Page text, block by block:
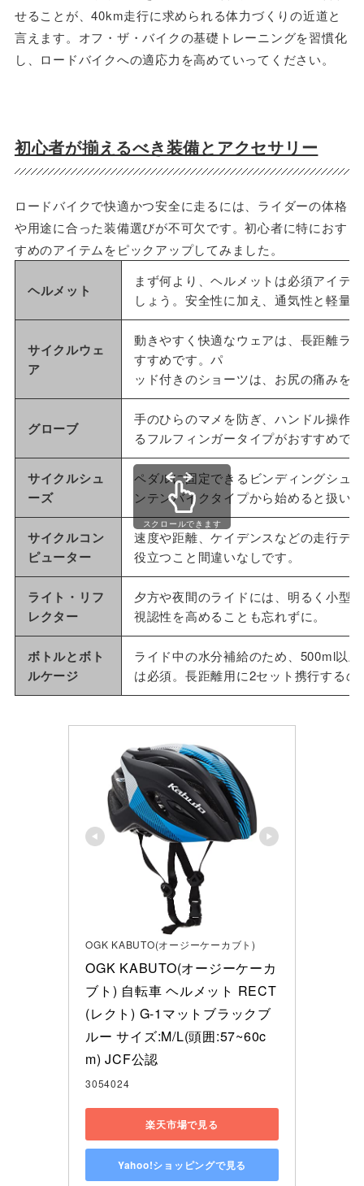
せることが、40km走行に求められる体力づくりの近道と
言えます。オフ・ザ・バイクの基礎トレーニングを習慣化
し、ロードバイクへの適応力を高めていってください。
初心者が揃えるべき装備とアクセサリー
ロードバイクで快適かつ安全に走るには、ライダーの体格
や用途に合った装備選びが不可欠です。初心者に特におす
すめのアイテムをピックアップしてみました。
ヘルメット
まず何より、ヘルメットは必須アイテ
しょう。安全性に加え、通気性と軽量
サイクルウェ
ア
動きやすく快適なウェアは、長距離ラ
すすめです。パ
ッド付きのショーツは、お尻の痛みを
グローブ
手のひらのマメを防ぎ、ハンドル操作
るフルフィンガータイプがおすすめで
サイクルシュ
ーズ
ペダルに固定できるビンディングシュ
ンテンバイクタイプから始めると扱い
サイクルコン
ピューター
速度や距離、ケイデンスなどの走行デ
役立つこと間違いなしです。
ライト・リフ
レクター
夕方や夜間のライドには、明るく小型
視認性を高めることも忘れずに。
ボトルとボト
ルケージ
ライド中の水分補給のため、500ml以
は必須。長距離用に2セット携行する
スクロールできます
OGK KABUTO(オージーケーカブト)
OGK KABUTO(オージーケーカ
ブト) 自転車 ヘルメット RECT
(レクト) G-1マットブラックブ
ルー サイズ:M/L(頭囲:57~60c
m) JCF公認
3054024
楽天市場で見る
Yahoo!ショッピングで見る